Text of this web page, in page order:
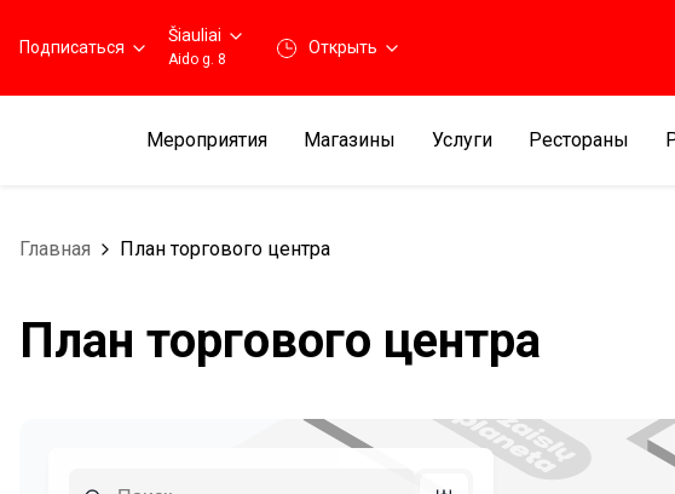
Подписаться
Šiauliai
Aido g. 8
Открыть
Мероприятия Магазины Услуги Рестораны
Главная План торгового центра
План торгового центра